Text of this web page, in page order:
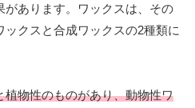
があります。ワックスは、その
クスと合成ワックスの2種類に
物性のものがあり、動物性ワ